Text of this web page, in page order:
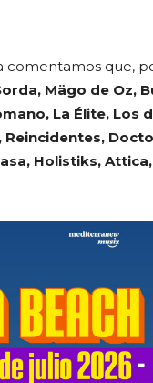
que,
Mägo de Oz,
La Élite, Los
Holistiks, Attica,